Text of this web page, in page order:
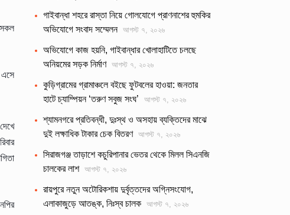
এসে
গাইবান্ধা শহরে রাস্তা নিয়ে গোলযোগে প্রাণনাশের হুমকির
অভিযোগে সংবাদ সম্মেলন
আগস্ট ৭, ২০২৬
অভিযোগে কাজ হয়নি, গাইবান্ধার খোলাহাটিতে চলছে
অনিয়মের সড়ক নির্মাণ
আগস্ট ৭, ২০২৬
কুড়িগ্রামের গ্রামাঞ্চলে বইছে ফুটবলের হাওয়া: জনতার
হাটে চ্যাম্পিয়ন ‘তরুণ সবুজ সংঘ’
আগস্ট ৭, ২০২৬
শ্যামনগরে প্রতিবন্ধী, দুঃস্থ ও অসহায় ব্যক্তিদের মাঝে
দুই লক্ষাধিক টাকার চেক বিতরণ
আগস্ট ৭, ২০২৬
সিরাজগঞ্জ তাড়াশে কচুরিপানার ভেতর থেকে মিলল সিএনজি
চালকের লাশ
আগস্ট ৭, ২০২৬
রায়পুরে নতুন অটোরিকশায় দুর্বৃত্তদের অগ্নিসংযোগ,
এলাকাজুড়ে আতঙ্ক, নিঃস্ব চালক
আগস্ট ৭, ২০২৬